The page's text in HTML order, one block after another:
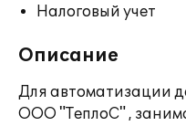
Налоговый учет
Описание
Для автоматизации
ООО "ТеплоС" ,